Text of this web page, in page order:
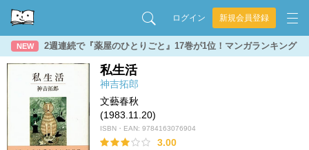
ログイン 新規会員登録
NEW 2週連続で『薬屋のひとりごと』17巻が1位！マンガランキング
私生活
神吉拓郎
文藝春秋
(1983.11.20)
ISBN・EAN: 9784163076904
3.00